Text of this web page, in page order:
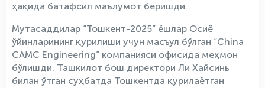
ҳақида батафсил маълумот беришди.
Мутасаддилар “Тошкент-2025” ёшлар Осиё
ўйинларининг қурилиши учун масъул бўлган “China
CAMC Engineering” компанияси офисида меҳмон
бўлишди. Ташкилот бош директори Ли Хайсинь
билан ўтган суҳбатда Тошкентда қурилаётган